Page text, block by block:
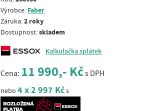
Výrobce: Faber
Záruka:2 roky
Dostupnost:skladem
Kalkulačka splátek
Cena: 11 990,- Kčs DPH
nebo 4 x 2 997 Kčs